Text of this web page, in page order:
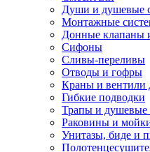
Души и душевые
Монтажные
Донные клапаны
Сифоны
Сливы-переливы
Отводы и гофры
Краны и вентили
Гибкие подводки
Трапы и душевые
Раковины и
Унитазы, биде и